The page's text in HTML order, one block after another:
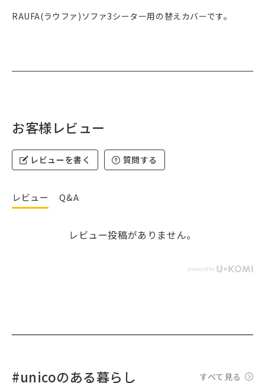
RAUFA(ラウファ)ソファ3シーター用の替えカバーです。
お客様レビュー
レビューを書く 質問する
レビュー Q&A
レビュー投稿がありません。
#unicoのある暮らし すべて見る